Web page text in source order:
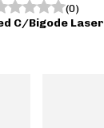
(0)
C/Bigode Laser